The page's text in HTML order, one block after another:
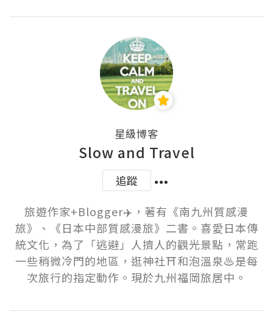
星級博客
Slow and Travel
追蹤
旅遊作家+Blogger✈️，著有《南九州質感漫
旅》、《日本中部質感漫旅》二書。喜愛日本傳
統文化，為了「逃避」人擠人的觀光景點，常跑
一些稍微冷門的地區，逛神社⛩️和泡溫泉♨️是每
次旅行的指定動作。現於九州福岡旅居中。